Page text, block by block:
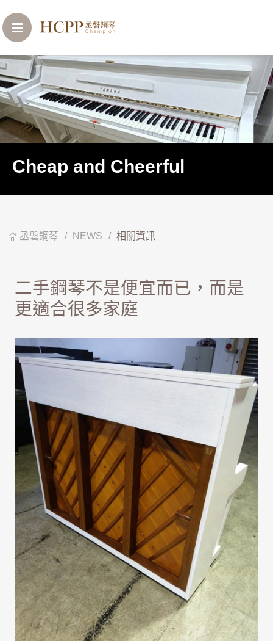
Cheap and Cheerful
丞磐鋼琴 NEWS 相關資訊
二手鋼琴不是便宜而已，而是
更適合很多家庭